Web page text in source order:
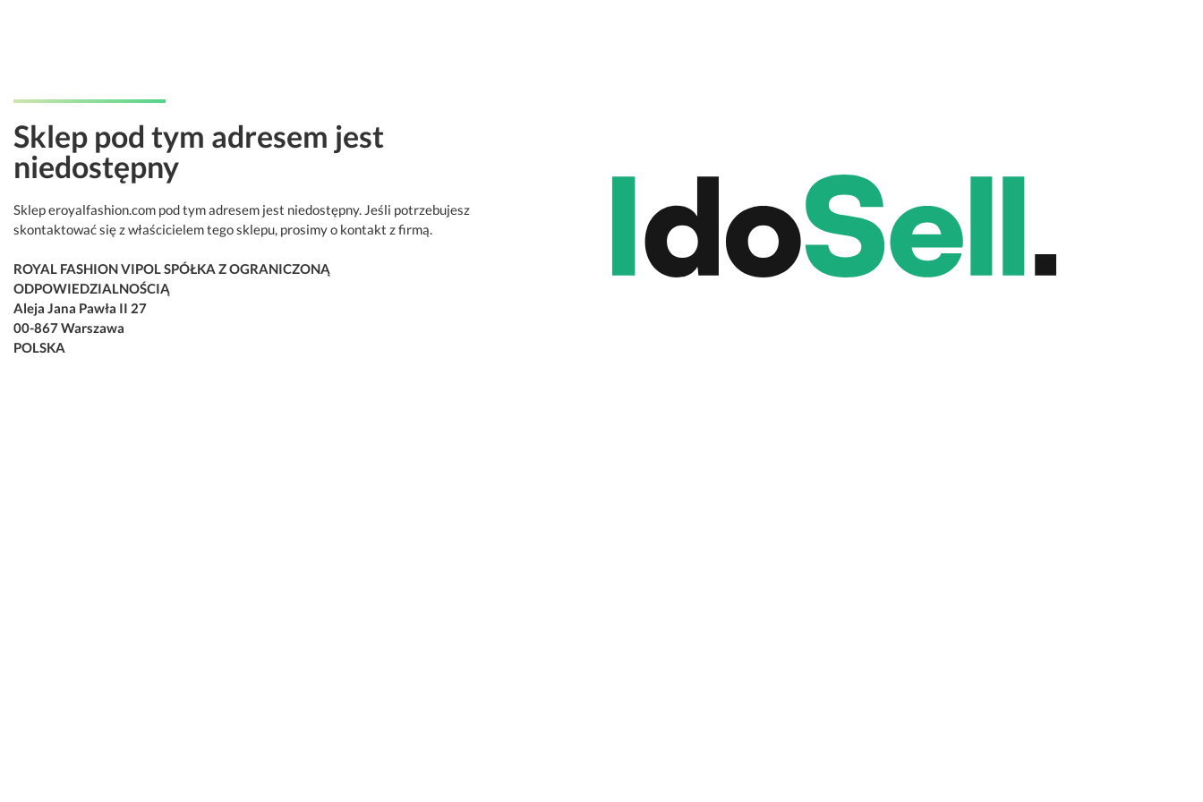
Sklep pod tym adresem jest
niedostępny
Sklep eroyalfashion.com pod tym adresem jest niedostępny. Jeśli potrzebujesz
skontaktować się z właścicielem tego sklepu, prosimy o kontakt z firmą.
ROYAL FASHION VIPOL SPÓŁKA Z OGRANICZONĄ
ODPOWIEDZIALNOŚCIĄ
Aleja Jana Pawła II 27
00-867 Warszawa
POLSKA